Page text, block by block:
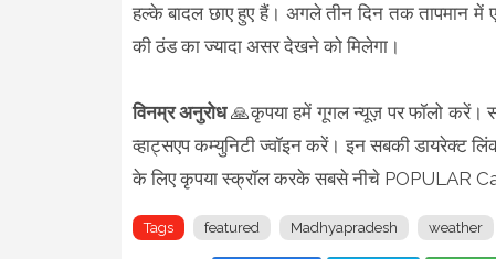
हल्के बादल छाए हुए हैं। अगले तीन दिन तक तापमान में
की ठंड का ज्यादा असर देखने को मिलेगा।
विनम्र अनुरोध🙏कृपया हमें गूगल न्यूज़ पर फॉलो करें।
व्हाट्सएप कम्युनिटी ज्वॉइन करें। इन सबकी डायरेक्ट
के लिए कृपया स्क्रॉल करके सबसे नीचे POPULAR
Tags featured Madhyapradesh weather